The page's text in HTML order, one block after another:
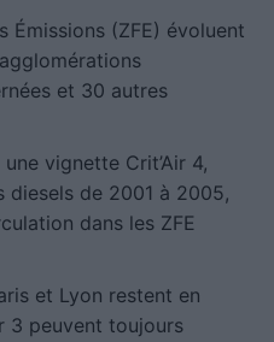
Émissions (ZFE) évoluent
et 30 autres
vignette Crit’Air 4,
diesels de 2001 à 2005,
dans les ZFE
et Lyon restent en
3 peuvent toujours